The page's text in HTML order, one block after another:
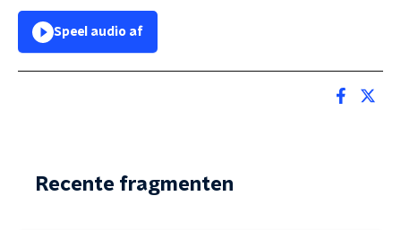
Speel audio af
Recente fragmenten